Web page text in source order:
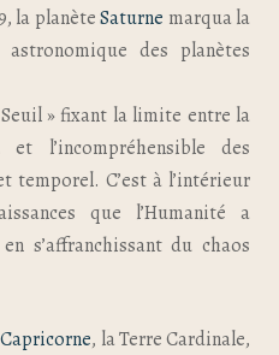
la planèteSaturne marqua la
des planètes
» fixant la limite entre la
l’incompréhensible des
temporel. C’est à l’intérieur
que l’Humanité a
s’affranchissant du chaos
, la Terre Cardinale,